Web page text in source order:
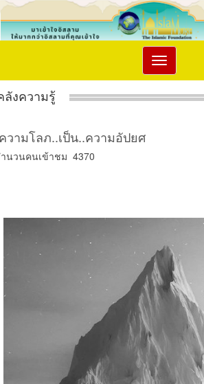
Toggle
navigation
ลังความรู้
วามโลภ..เป็น..ความอัปยศ
นวนคนเข้าชม 4370